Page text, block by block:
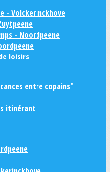
- Volckerinckhove
- Noordpeene
loisirs
entre copains"
itinérant